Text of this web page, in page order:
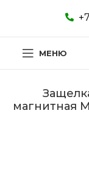
МЕНЮ
магнитная